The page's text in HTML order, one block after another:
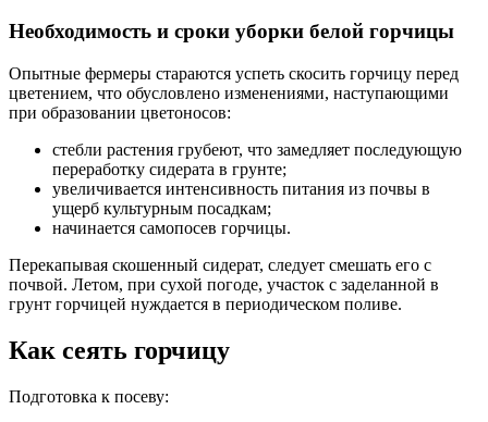
Необходимость и сроки уборки белой горчицы
Опытные фермеры стараются успеть скосить горчицу перед
цветением, что обусловлено изменениями, наступающими
при образовании цветоносов:
стебли растения грубеют, что замедляет последующую
переработку сидерата в грунте;
увеличивается интенсивность питания из почвы в
ущерб культурным посадкам;
начинается самопосев горчицы.
Перекапывая скошенный сидерат, следует смешать его с
почвой. Летом, при сухой погоде, участок с заделанной в
грунт горчицей нуждается в периодическом поливе.
Как сеять горчицу
Подготовка к посеву: